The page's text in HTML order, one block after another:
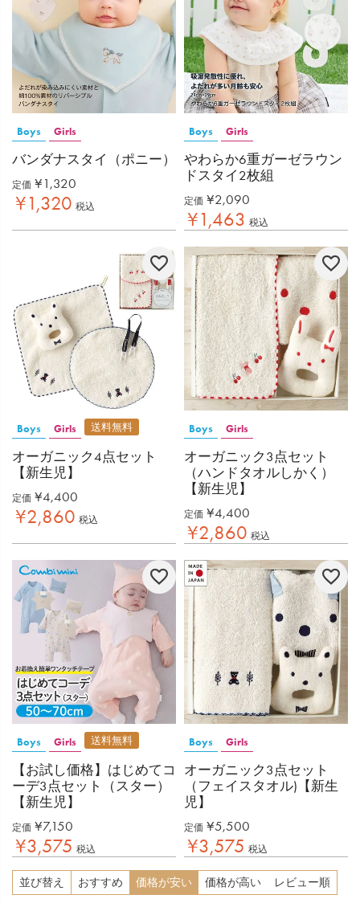
Boys Girls
バンダナスタイ（ポニー）
定価 ¥ 1,320
¥1,320 税込
Boys Girls
やわらか6重ガーゼラウン
ドスタイ2枚組
定価 ¥2,090
¥1,463 税込
Boys Girls 送料無料
オーガニック4点セット
【新生児】
定価 ¥4,400
¥2,860 税込
Boys Girls
オーガニック3点セット
（ハンドタオルしかく）
【新生児】
定価 ¥4,400
¥2,860 税込
Boys Girls 送料無料
【お試し価格】はじめてコ
ーデ3点セット（スター）
【新生児】
定価 ¥7,150
¥3,575 税込
Boys Girls
オーガニック3点セット
（フェイスタオル)【新生
児】
定価 ¥5,500
¥3,575 税込
並び替え おすすめ 価格が安い 価格が高い レビュー順